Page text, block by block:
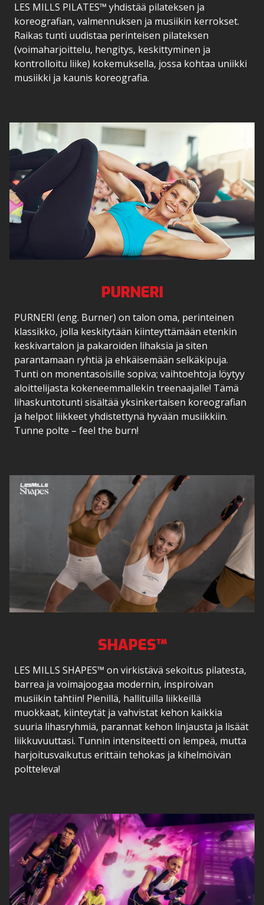
LES MILLS PILATES™ yhdistää pilateksen ja
koreografian, valmennuksen ja musiikin kerrokset.
Raikas tunti uudistaa perinteisen pilateksen
(voimaharjoittelu, hengitys, keskittyminen ja
kontrolloitu liike) kokemuksella, jossa kohtaa uniikki
musiikki ja kaunis koreografia.
PURNERI
PURNERI (eng. Burner) on talon oma, perinteinen
klassikko, jolla keskitytään kiinteyttämään etenkin
keskivartalon ja pakaroiden lihaksia ja siten
parantamaan ryhtiä ja ehkäisemään selkäkipuja.
Tunti on monentasoisille sopiva; vaihtoehtoja löytyy
aloittelijasta kokeneemmallekin treenaajalle! Tämä
lihaskuntotunti sisältää yksinkertaisen koreografian
ja helpot liikkeet yhdistettynä hyvään musiikkiin.
Tunne polte – feel the burn!
SHAPES™
LES MILLS SHAPES™ on virkistävä sekoitus pilatesta,
barrea ja voimajoogaa modernin, inspiroivan
musiikin tahtiin! Pienillä, hallituilla liikkeillä
muokkaat, kiinteytät ja vahvistat kehon kaikkia
suuria lihasryhmiä, parannat kehon linjausta ja lisäät
liikkuvuuttasi. Tunnin intensiteetti on lempeä, mutta
harjoitusvaikutus erittäin tehokas ja kihelmöivän
poltteleva!